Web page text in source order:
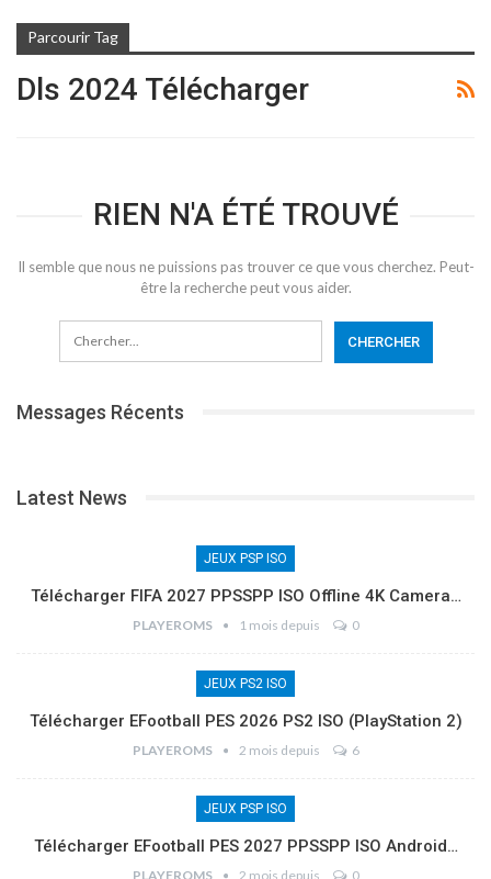
Parcourir Tag
Dls 2024 Télécharger
RIEN N'A ÉTÉ TROUVÉ
Il semble que nous ne puissions pas trouver ce que vous cherchez. Peut-
être la recherche peut vous aider.
Messages Récents
Latest News
JEUX PSP ISO
Télécharger FIFA 2027 PPSSPP ISO Offline 4K Camera…
PLAYEROMS 1 mois depuis 0
JEUX PS2 ISO
Télécharger EFootball PES 2026 PS2 ISO (PlayStation 2)
PLAYEROMS 2 mois depuis 6
JEUX PSP ISO
Télécharger EFootball PES 2027 PPSSPP ISO Android…
PLAYEROMS 2 mois depuis 0